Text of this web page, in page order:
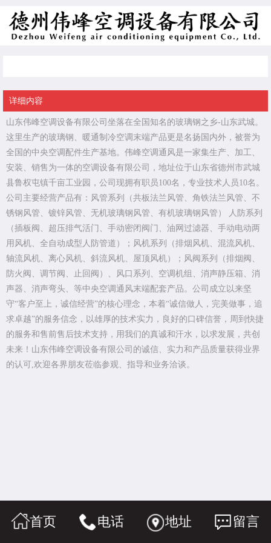
详细内容
山东伟峰空调设备有限公司坐落在全国知名的玻璃钢之乡-山东武城。
这里生产的玻璃钢、暖通制冷空调末端产品更是名扬国内外，被誉为
全国的中央空调配件生产基地。伟峰空调通风是一家集生产、加工、
安装、销售为一体的空调设备有限公司，地址位于山东省德州市武城
县鲁权屯镇千亩工业园，公司现拥有职员100名，专业技术人员10名。
公司主要经营产品有：风管系列（共板法兰风管、角铁法兰风管、不
锈钢风管、镀锌风管、无机玻璃钢风管、有机玻璃钢风管） 人防系列
（插板阀、超压排气活门、手动密闭阀门、油网过滤器、手动电动两
用风机、全自动成型人防管道）；风机系列（排烟风机、混流风机、
轴流风机、离心风机、斜流风机、屋顶风机）；风阀系列（排烟阀、
防火阀、调节阀、止回阀）、风口系列、空调机组、消声静压箱、消
声器、消声弯头、等中央空调通风末端配套产品。公司成立以来坚
守“客户至上，诚信经营”的核心理念，本着“诚信做人，完美做事，追
求卓越”的服务信念，以雄厚的技术实力，良好的口碑信誉，周到快捷
的服务和售前售后技术支持，用我们的真诚和汗水，以求发展，共创
未来！山东伟峰空调设备有限公司的诚信、实力和产品质量获得业界
的认可,欢迎各界朋友莅临参观、指导和业务洽谈。
首页 电话 地址 留言